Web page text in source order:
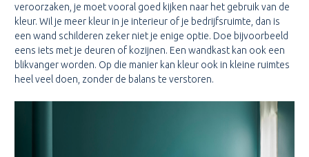
veroorzaken, je moet vooral goed kijken naar het gebruik van de
kleur. Wil je meer kleur in je interieur of je bedrijfsruimte, dan is
een wand schilderen zeker niet je enige optie. Doe bijvoorbeeld
eens iets met je deuren of kozijnen. Een wandkast kan ook een
blikvanger worden. Op die manier kan kleur ook in kleine ruimtes
heel veel doen, zonder de balans te verstoren.